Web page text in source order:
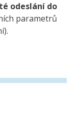
odeslání do
parametrů